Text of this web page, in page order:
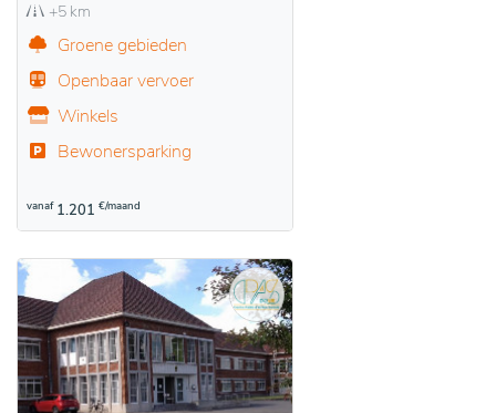
+5 km
Groene gebieden
Openbaar vervoer
Winkels
Bewonersparking
vanaf 1.201 €/maand